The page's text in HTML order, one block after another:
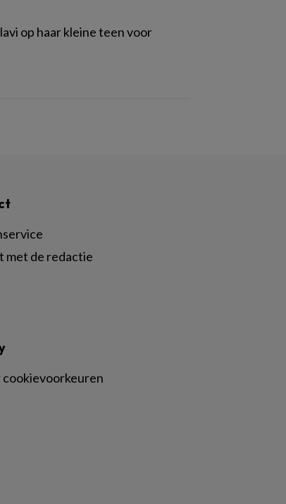
op haar kleine teen voor
met de redactie
cookievoorkeuren